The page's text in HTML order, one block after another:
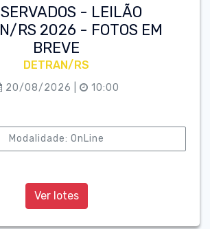
- LEILÃO
RS 2026 - FOTOS EM
BREVE
DETRAN/RS
20/08/2026 | 10:00
Modalidade: OnLine
Ver lotes